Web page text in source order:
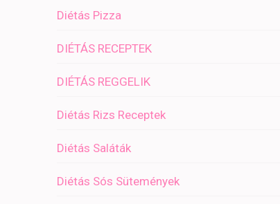
Diétás Pizza
DIÉTÁS RECEPTEK
DIÉTÁS REGGELIK
Diétás Rizs Receptek
Diétás Saláták
Diétás Sós Sütemények